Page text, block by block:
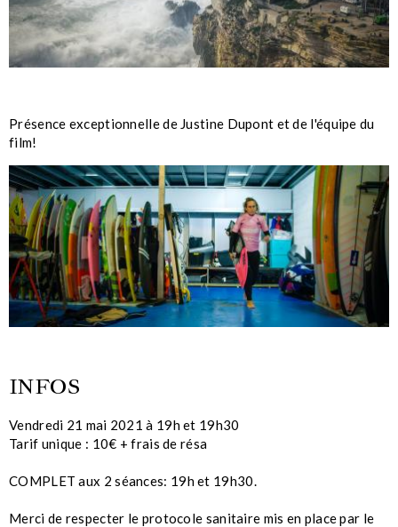
Présence exceptionnelle de Justine Dupont et de l'équipe du
film!
INFOS
Vendredi 21 mai 2021 à 19h et 19h30
Tarif unique : 10€ + frais de résa
COMPLET aux 2 séances: 19h et 19h30.
Merci de respecter le protocole sanitaire mis en place par le